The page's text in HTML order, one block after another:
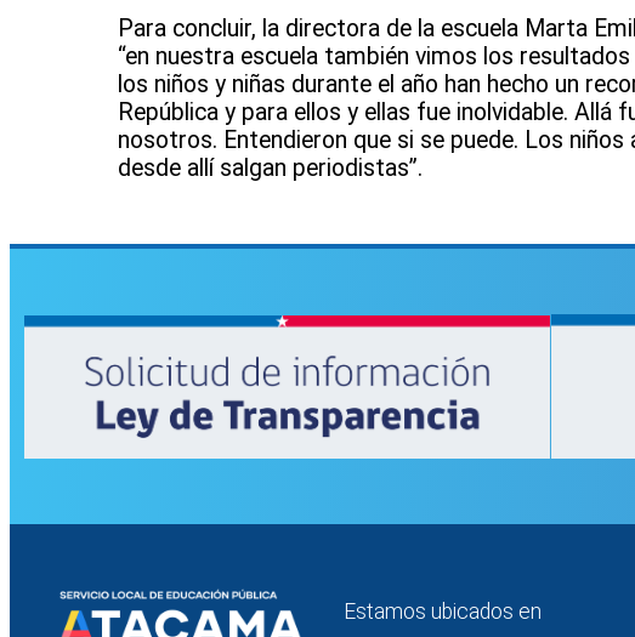
Para concluir, la directora de la escuela Marta
“en nuestra escuela también vimos los
los niños y niñas durante el año han hecho un
República y para ellos y ellas fue inolvidable.
nosotros. Entendieron que si se puede. Los
desde allí salgan periodistas”.
Estamos ubicados en